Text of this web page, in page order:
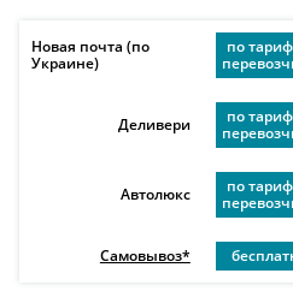
Новая почта (по
Украине)
по
Деливери
по
Автолюкс
по
Самовывоз*